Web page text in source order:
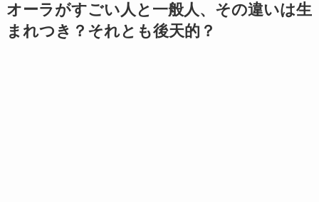
オーラがすごい人と一般人、その違いは生
まれつき？それとも後天的？